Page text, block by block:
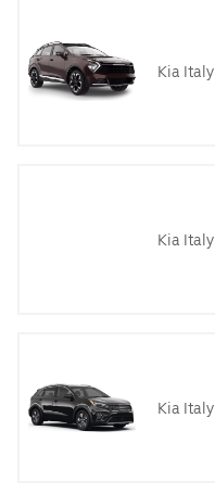
Kia Italy
Kia Italy
Kia Italy